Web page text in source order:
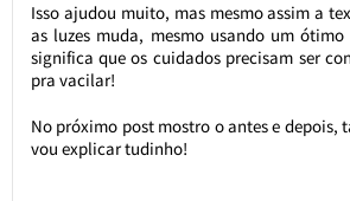
Isso ajudou muito, mas mesmo assim a
as luzes muda, mesmo usando um
significa que os cuidados precisam ser
pra vacilar!
No próximo post mostro o antes e depois,
vou explicar tudinho!